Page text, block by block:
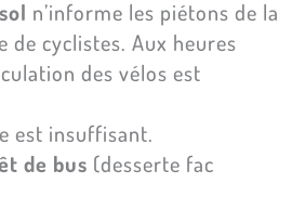
n’informe les piétons de la
de cyclistes. Aux heures
des vélos est
est insuffisant.
de bus (desserte fac